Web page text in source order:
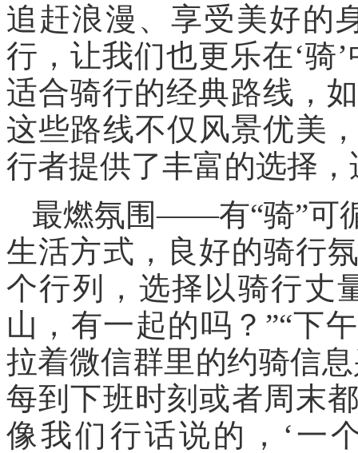
追赶浪漫、享受美好的
行，让我们也更乐在‘骑
适合骑行的经典路线，
这些路线不仅风景优美
行者提供了丰富的选择
最燃氛围——有“骑”可
生活方式，良好的骑行
个行列，选择以骑行丈
山，有一起的吗？”“下
拉着微信群里的约骑信
每到下班时刻或者周末
像我们行话说的，‘一